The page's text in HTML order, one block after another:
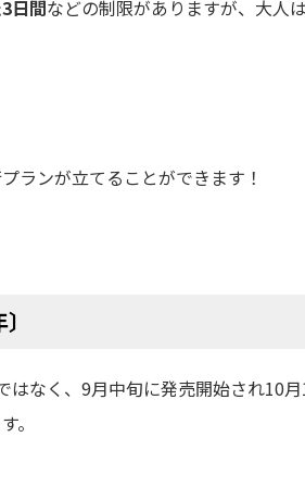
日間などの制限がありますが、大人
ランが立てることができます！
はなく、9月中旬に発売開始され10
。